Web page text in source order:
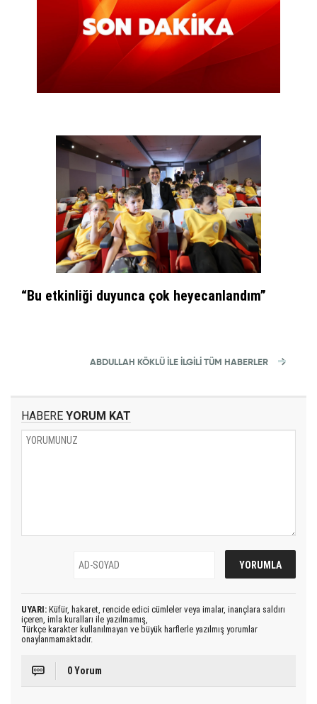
“Bu etkinliği duyunca çok heyecanlandım”
ABDULLAH KÖKLÜ İLE İLGİLİ TÜM HABERLER
HABERE YORUM KAT
UYARI: Küfür, hakaret, rencide edici cümleler veya imalar, inançlara saldırı
içeren, imla kuralları ile yazılmamış,
Türkçe karakter kullanılmayan ve büyük harflerle yazılmış yorumlar
onaylanmamaktadır.
0 Yorum